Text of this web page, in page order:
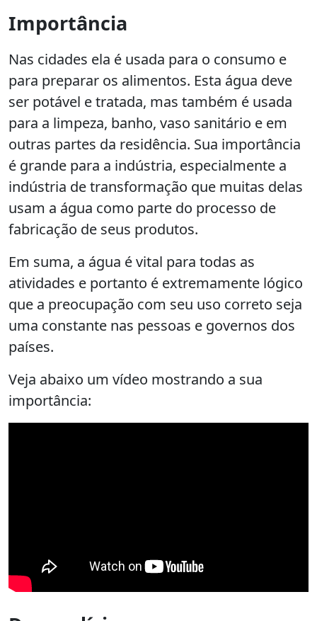
Importância
Nas cidades ela é usada para o consumo e
para preparar os alimentos. Esta água deve
ser potável e tratada, mas também é usada
para a limpeza, banho, vaso sanitário e em
outras partes da residência. Sua importância
é grande para a indústria, especialmente a
indústria de transformação que muitas delas
usam a água como parte do processo de
fabricação de seus produtos.
Em suma, a água é vital para todas as
atividades e portanto é extremamente lógico
que a preocupação com seu uso correto seja
uma constante nas pessoas e governos dos
países.
Veja abaixo um vídeo mostrando a sua
importância: